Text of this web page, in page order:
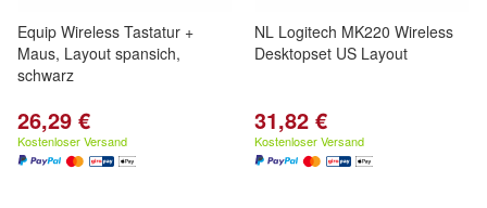
Equip Wireless Tastatur +
Maus, Layout spansich,
schwarz
26,29 €
Kostenloser Versand
NL Logitech MK220 Wireless
Desktopset US Layout
31,82 €
Kostenloser Versand